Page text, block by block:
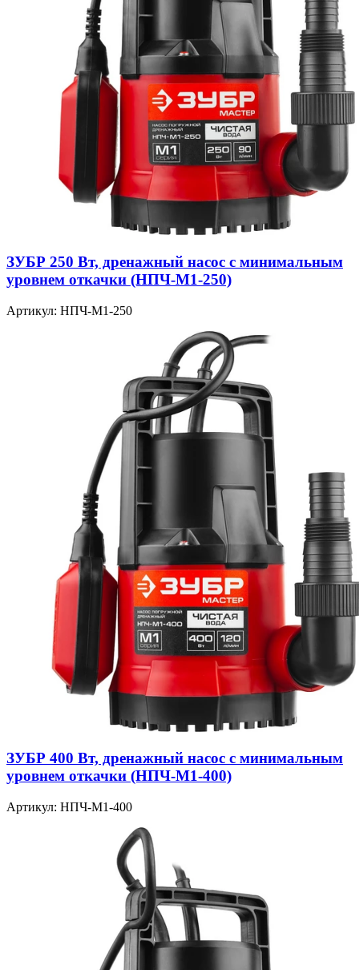
ЗУБР 250 Вт, дренажный насос с минимальным
уровнем откачки (НПЧ-М1-250)
Артикул: НПЧ-М1-250
ЗУБР 400 Вт, дренажный насос с минимальным
уровнем откачки (НПЧ-М1-400)
Артикул: НПЧ-М1-400